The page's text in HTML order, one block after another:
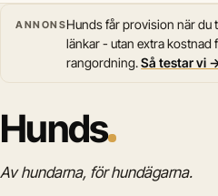
ANNONSHunds får provision när du
länkar - utan extra kostnad
rangordning.Så testar vi
Hunds
Av hundarna, för hundägarna.